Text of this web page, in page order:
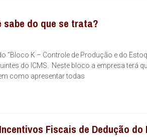
sabe do que se trata?
“Bloco K – Controle de Produção e do
do ICMS. Neste bloco a empresa terá
como apresentar todas
Fiscais de Dedução do